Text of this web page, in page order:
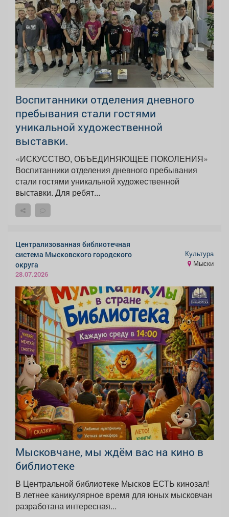
Воспитанники отделения дневного
пребывания стали гостями
уникальной художественной
выставки.
«ИСКУССТВО, ОБЪЕДИНЯЮЩЕЕ ПОКОЛЕНИЯ»
Воспитанники отделения дневного пребывания
стали гостями уникальной художественной
выставки. Для ребят...
Централизованная библиотечная
система Мысковского городского
округа
28.07.2026
Культура
Мыски
Мысковчане, мы ждём вас на кино в
библиотеке
В Центральной библиотеке Мысков ЕСТЬ кинозал!
В летнее каникулярное время для юных мысковчан
разработана интересная...